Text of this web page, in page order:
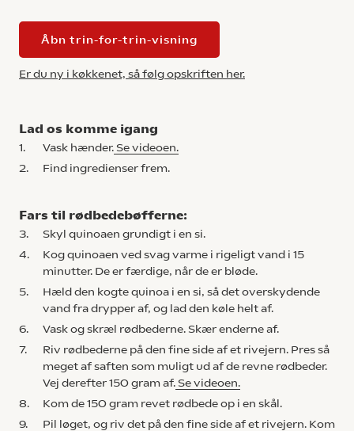
Åbn trin-for-trin-visning
Er du ny i køkkenet, så følg opskriften her.
Lad os komme igang
1. Vask hænder. Se videoen.
2.
Find ingredienser frem.
Fars til rødbedebøfferne:
3.
Skyl quinoaen grundigt i en si.
4.
Kog quinoaen ved svag varme i rigeligt vand i 15
minutter. De er færdige, når de er bløde.
5.
Hæld den kogte quinoa i en si, så det overskydende
vand fra drypper af, og lad den køle helt af.
6.
Vask og skræl rødbederne. Skær enderne af.
7.
Riv rødbederne på den fine side af et rivejern. Pres så
meget af saften som muligt ud af de revne rødbeder.
Vej derefter 150 gram af. Se videoen.
8.
Kom de 150 gram revet rødbede op i en skål.
9.
Pil løget, og riv det på den fine side af et rivejern. Kom